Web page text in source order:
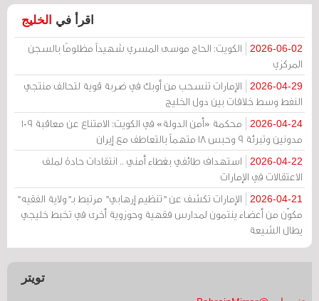
اقرأ في الخليج
2026-06-02
الكويت: الحاج موسى المسري شهيداً مظلومًا بالسجن
المركزي
2026-04-29
الإمارات تنسحب من أوبك في ضربة قوية لتحالف منتجي
النفط وسط خلافات بين دول الخليج
2026-04-24
محكمة «أمن الدولة» في الكويت: الامتناع عن معاقبة 109
مدونين وتبرئة 9 وحبس 18 متهماً بالتعاطف مع إيران
2026-04-22
استهداف طائفي بغطاء أمني .. انتقادات حادة لملف
الاعتقالات في الإمارات
2026-04-21
الإمارات تكشف عن "تنظيم إرهابي" مرتبط بـ"ولاية الفقيه"
مكوّن من أعضاء ينتمون لمدارس فقهية وحوزوية أخرى في تخبط خليجي
يطال الشيعة
تويتر